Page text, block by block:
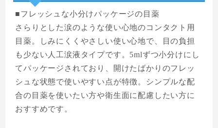
■フレッシュな小分けパッケージの目薬
さらりとした涙のような使い心地のコンタクト用
目薬。しみにくくやさしい使い心地で、目の負担
も少ない人工涙液タイプです。5mlずつ小分けにし
てパッケージされており、開けたばかりのフレッ
シュな状態で使いやすい点が特徴。シンプルな配
合の目薬を使いたい方や衛生面に配慮したい方に
おすすめです。